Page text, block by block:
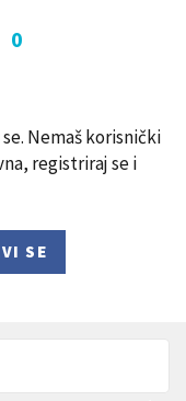
0
Nemaš korisnički
registriraj se i
SE